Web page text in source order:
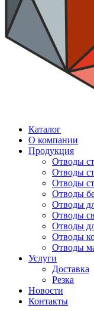
Каталог
О компании
Продукция
Отводы
Отводы
Отводы
Отводы
Отводы
Отводы
Отводы
Отводы
Отводы
Услуги
Доставка
Резка
Новости
Контакты